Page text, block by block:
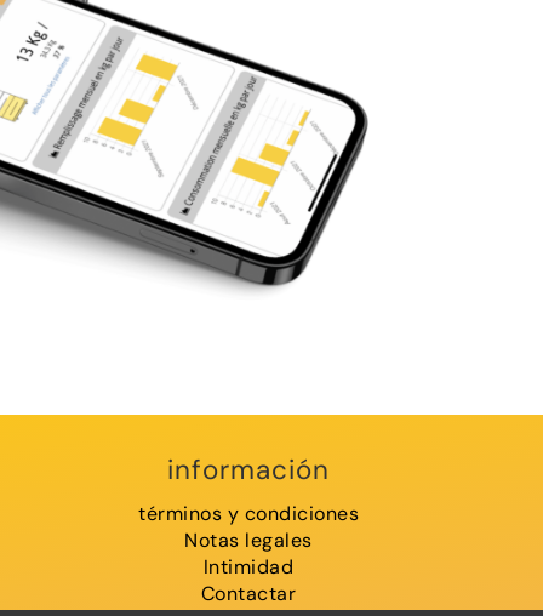
información
términos y condiciones
Notas legales
Intimidad
Contactar